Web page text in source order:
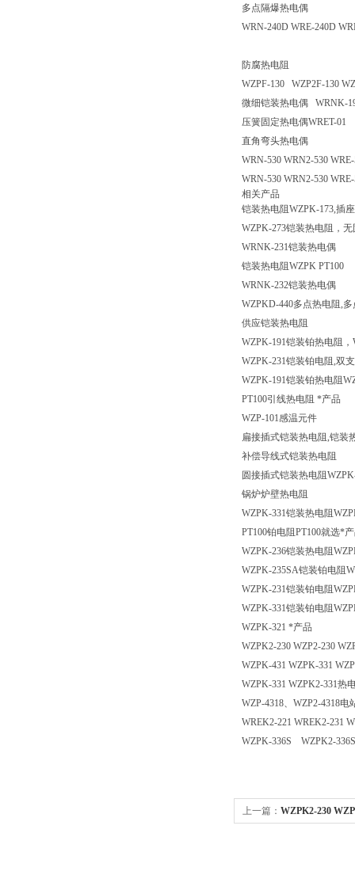
多点隔爆热电偶
WRN-240D WRE-240D
防腐热电阻
WZPF-130 WZP2F-130
微细铠装热电偶 WRNK-
压簧固定热电偶WRET-01
直角弯头热电偶
WRN-530 WRN2-530
WRN-530 WRN2-530
相关产品
铠装热电阻WZPK-173,插
WZPK-273铠装热电阻，
WRNK-231铠装热电偶
铠装热电阻WZPK PT100
WRNK-232铠装热电偶
WZPKD-440多点热电阻,
供应铠装热电阻
WZPK-191铠装铂热电阻
WZPK-231铠装铂电阻,双
WZPK-191铠装铂热电阻
PT100引线热电阻 *产品
WZP-101感温元件
扁接插式铠装热电阻,铠装
补偿导线式铠装热电阻
圆接插式铠装热电阻
锅炉炉壁热电阻
WZPK-331铠装热电阻
PT100铂电阻PT100就选*
WZPK-236铠装热电阻
WZPK-235SA铠装铂电阻
WZPK-231铠装铂电阻
WZPK-331铠装铂电阻
WZPK-321 *产品
WZPK2-230 WZP2-230
WZPK-431 WZPK-331
WZPK-331 WZPK2-331热
WZP-4318、WZP2-4318
WREK2-221 WREK2-231
WZPK-336S WZPK2-
上一篇： WZPK2-230